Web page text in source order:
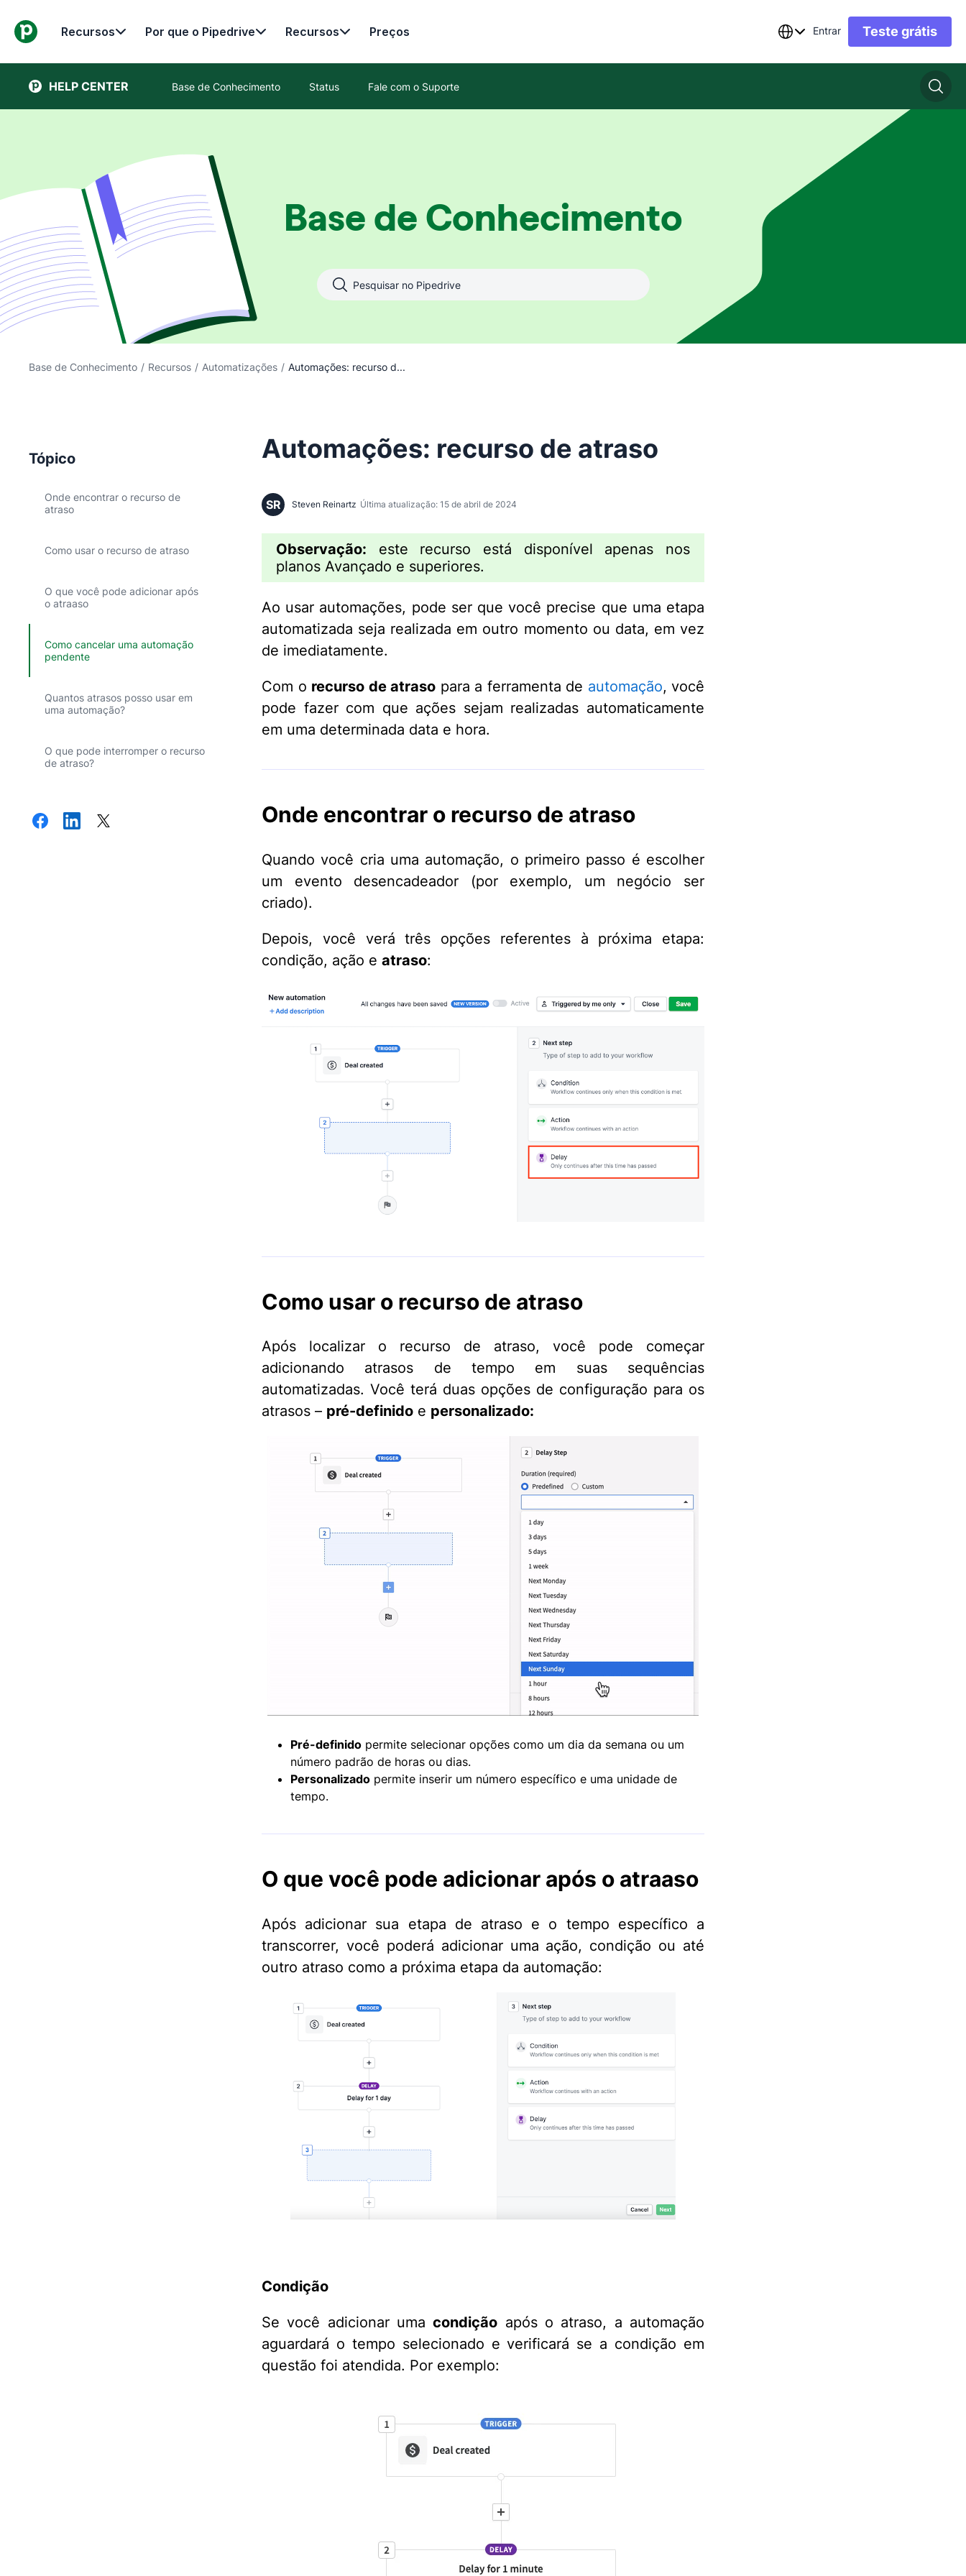
Recursos Por que o Pipedrive Recursos Preços Entrar Teste grátis
HELP CENTER Base de Conhecimento Status Fale com o Suporte
Base de Conhecimento
Base de Conhecimento / Recursos / Automatizações / Automações: recurso d...
Tópico
Onde encontrar o recurso de
atraso
Como usar o recurso de atraso
O que você pode adicionar após
o atraaso
Como cancelar uma automação
pendente
Quantos atrasos posso usar em
uma automação?
O que pode interromper o recurso
de atraso?
Automações: recurso de atraso
SR Steven Reinartz Última atualização: 15 de abril de 2024
Observação: este recurso está disponível apenas nos
planos Avançado e superiores.
Ao usar automações, pode ser que você precise que uma etapa
automatizada seja realizada em outro momento ou data, em vez
de imediatamente.
Com o recurso de atraso para a ferramenta de automação, você
pode fazer com que ações sejam realizadas automaticamente
em uma determinada data e hora.
Onde encontrar o recurso de atraso
Quando você cria uma automação, o primeiro passo é escolher
um evento desencadeador (por exemplo, um negócio ser
criado).
Depois, você verá três opções referentes à próxima etapa:
condição, ação e atraso:
Como usar o recurso de atraso
Após localizar o recurso de atraso, você pode começar
adicionando atrasos de tempo em suas sequências
automatizadas. Você terá duas opções de configuração para os
atrasos – pré-definido e personalizado:
Pré-definido permite selecionar opções como um dia da semana ou um
número padrão de horas ou dias.
Personalizado permite inserir um número específico e uma unidade de
tempo.
O que você pode adicionar após o atraaso
Após adicionar sua etapa de atraso e o tempo específico a
transcorrer, você poderá adicionar uma ação, condição ou até
outro atraso como a próxima etapa da automação:
Condição
Se você adicionar umacondição após o atraso, a automação
aguardará o tempo selecionado e verificará se a condição em
questão foi atendida. Por exemplo: